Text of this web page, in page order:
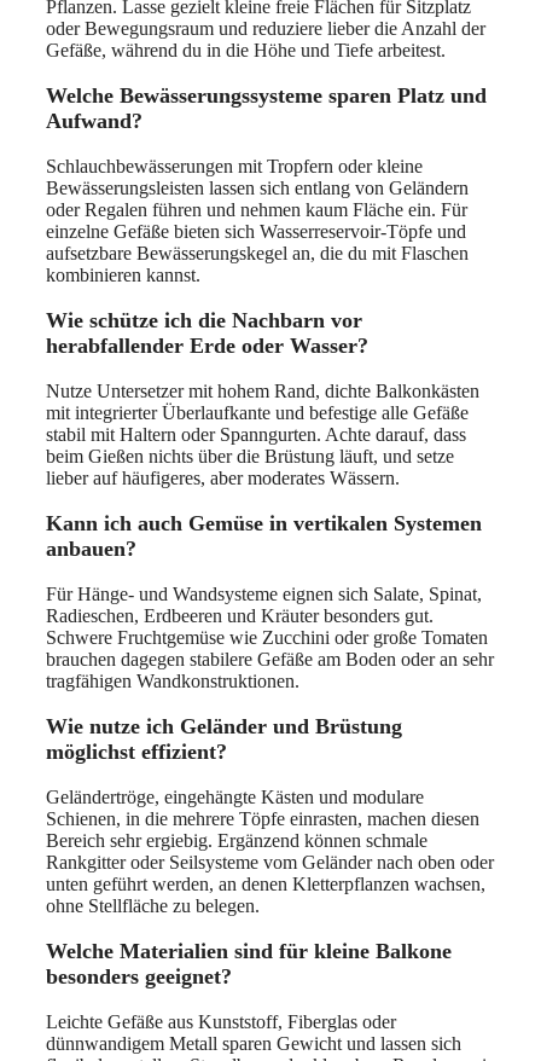
Pflanzen. Lasse gezielt kleine freie Flächen für Sitzplatz
oder Bewegungsraum und reduziere lieber die Anzahl der
Gefäße, während du in die Höhe und Tiefe arbeitest.
Welche Bewässerungssysteme sparen Platz und
Aufwand?
Schlauchbewässerungen mit Tropfern oder kleine
Bewässerungsleisten lassen sich entlang von Geländern
oder Regalen führen und nehmen kaum Fläche ein. Für
einzelne Gefäße bieten sich Wasserreservoir-Töpfe und
aufsetzbare Bewässerungskegel an, die du mit Flaschen
kombinieren kannst.
Wie schütze ich die Nachbarn vor
herabfallender Erde oder Wasser?
Nutze Untersetzer mit hohem Rand, dichte Balkonkästen
mit integrierter Überlaufkante und befestige alle Gefäße
stabil mit Haltern oder Spanngurten. Achte darauf, dass
beim Gießen nichts über die Brüstung läuft, und setze
lieber auf häufigeres, aber moderates Wässern.
Kann ich auch Gemüse in vertikalen Systemen
anbauen?
Für Hänge- und Wandsysteme eignen sich Salate, Spinat,
Radieschen, Erdbeeren und Kräuter besonders gut.
Schwere Fruchtgemüse wie Zucchini oder große Tomaten
brauchen dagegen stabilere Gefäße am Boden oder an sehr
tragfähigen Wandkonstruktionen.
Wie nutze ich Geländer und Brüstung
möglichst effizient?
Geländertröge, eingehängte Kästen und modulare
Schienen, in die mehrere Töpfe einrasten, machen diesen
Bereich sehr ergiebig. Ergänzend können schmale
Rankgitter oder Seilsysteme vom Geländer nach oben oder
unten geführt werden, an denen Kletterpflanzen wachsen,
ohne Stellfläche zu belegen.
Welche Materialien sind für kleine Balkone
besonders geeignet?
Leichte Gefäße aus Kunststoff, Fiberglas oder
dünnwandigem Metall sparen Gewicht und lassen sich